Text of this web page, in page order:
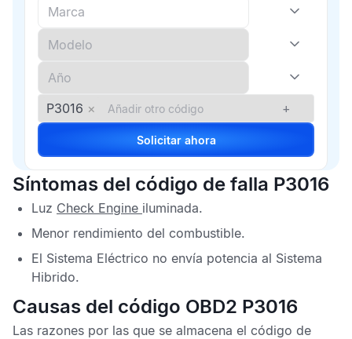
P3016 × +
Solicitar ahora
Síntomas del código de falla P3016
Luz Check Engine iluminada.
Menor rendimiento del combustible.
El Sistema Eléctrico no envía potencia al Sistema
Hibrido.
Causas del código OBD2 P3016
Las razones por las que se almacena el código de